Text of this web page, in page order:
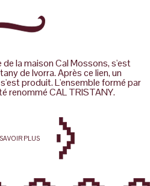
la maison Cal Mossons, s'est
de Ivorra. Après ce lien, un
produit. L'ensemble formé par
renommé CAL TRISTANY.
PLUS